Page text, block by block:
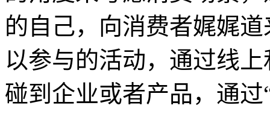
的自己，向消费者娓娓
以参与的活动，通过线
碰到企业或者产品，通